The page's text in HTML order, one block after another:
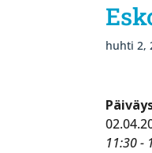
huhti 2,
11:30 -